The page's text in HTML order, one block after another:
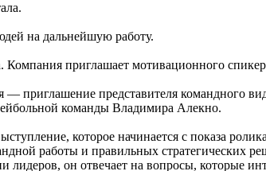
на дальнейшую работу.
приглашает мотивационного
приглашение представителя командного
команды Владимира Алекно.
которое начинается с показа
работы и правильных стратегических
лидеров, он отвечает на вопросы, которые